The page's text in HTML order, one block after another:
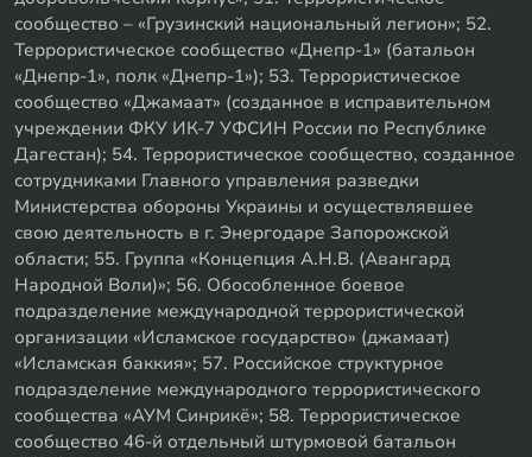
сообщество – «Грузинский национальный легион»; 52.
Террористическое сообщество «Днепр-1» (батальон
«Днепр-1», полк «Днепр-1»); 53. Террористическое
сообщество «Джамаат» (созданное в исправительном
учреждении ФКУ ИК-7 УФСИН России по Республике
Дагестан); 54. Террористическое сообщество, созданное
сотрудниками Главного управления разведки
Министерства обороны Украины и осуществлявшее
свою деятельность в г. Энергодаре Запорожской
области; 55. Группа «Концепция А.Н.В. (Авангард
Народной Воли)»; 56. Обособленное боевое
подразделение международной террористической
организации «Исламское государство» (джамаат)
«Исламская баккия»; 57. Российское структурное
подразделение международного террористического
сообщества «АУМ Синрикё»; 58. Террористическое
сообщество 46-й отдельный штурмовой батальон